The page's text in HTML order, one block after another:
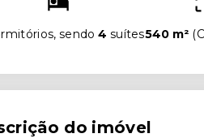
sendo4 suítes540 m² (
do imóvel